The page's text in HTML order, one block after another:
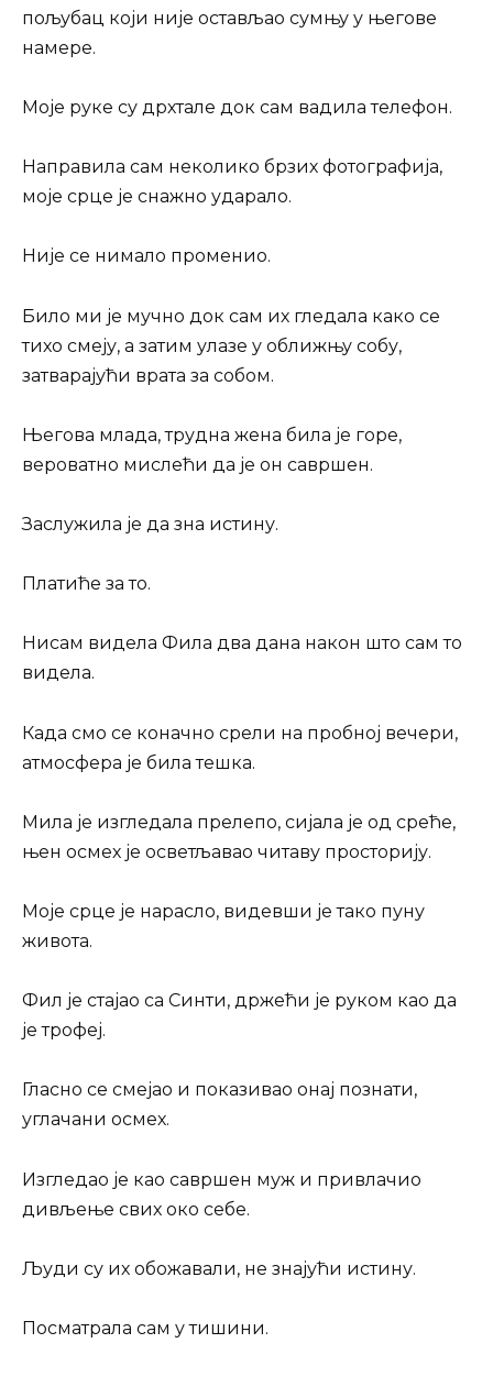
пољубац који није остављао сумњу у његове
намере.
Моје руке су дрхтале док сам вадила телефон.
Направила сам неколико брзих фотографија,
моје срце је снажно ударало.
Није се нимало променио.
Било ми је мучно док сам их гледала како се
тихо смеју, а затим улазе у оближњу собу,
затварајући врата за собом.
Његова млада, трудна жена била је горе,
вероватно мислећи да је он савршен.
Заслужила је да зна истину.
Платиће за то.
Нисам видела Фила два дана након што сам то
видела.
Када смо се коначно срели на пробној вечери,
атмосфера је била тешка.
Мила је изгледала прелепо, сијала је од среће,
њен осмех је осветљавао читаву просторију.
Моје срце је нарасло, видевши је тако пуну
живота.
Фил је стајао са Синти, држећи је руком као да
је трофеј.
Гласно се смејао и показивао онај познати,
углачани осмех.
Изгледао је као савршен муж и привлачио
дивљење свих око себе.
Људи су их обожавали, не знајући истину.
Посматрала сам у тишини.